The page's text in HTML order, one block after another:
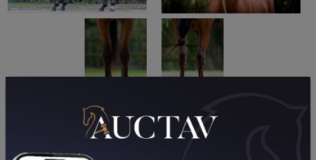
PERFORMANCES